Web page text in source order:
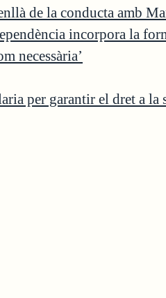
de la conducta amb
incorpora la
necessària’
per garantir el dret a la